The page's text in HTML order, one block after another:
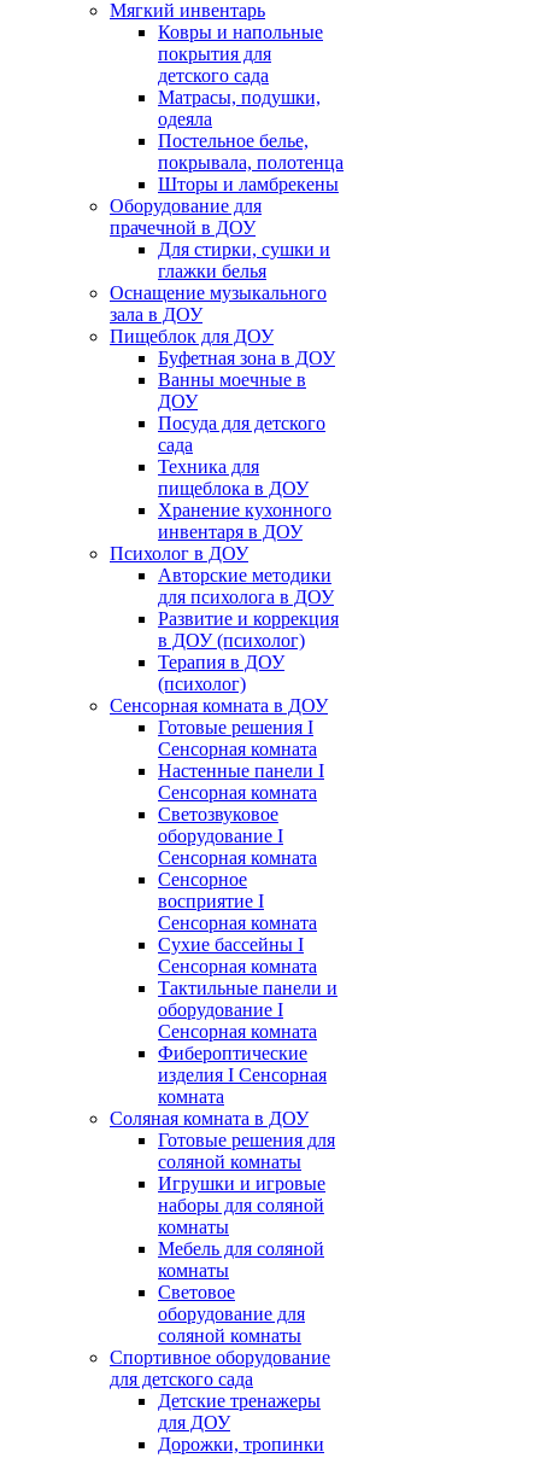
Мягкий инвентарь
Ковры и напольные
покрытия для
детского сада
Матрасы, подушки,
одеяла
Постельное белье,
покрывала, полотенца
Шторы и ламбрекены
Оборудование для
прачечной в ДОУ
Для стирки, сушки и
глажки белья
Оснащение музыкального
зала в ДОУ
Пищеблок для ДОУ
Буфетная зона в ДОУ
Ванны моечные в
ДОУ
Посуда для детского
сада
Техника для
пищеблока в ДОУ
Хранение кухонного
инвентаря в ДОУ
Психолог в ДОУ
Авторские методики
для психолога в ДОУ
Развитие и коррекция
в ДОУ (психолог)
Терапия в ДОУ
(психолог)
Сенсорная комната в ДОУ
Готовые решения I
Сенсорная комната
Настенные панели I
Сенсорная комната
Светозвуковое
оборудование I
Сенсорная комната
Сенсорное
восприятие I
Сенсорная комната
Сухие бассейны I
Сенсорная комната
Тактильные панели и
оборудование I
Сенсорная комната
Фибероптические
изделия I Сенсорная
комната
Соляная комната в ДОУ
Готовые решения для
соляной комнаты
Игрушки и игровые
наборы для соляной
комнаты
Мебель для соляной
комнаты
Световое
оборудование для
соляной комнаты
Спортивное оборудование
для детского сада
Детские тренажеры
для ДОУ
Дорожки, тропинки